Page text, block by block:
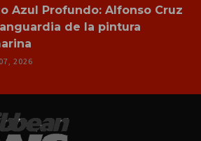
Azul Profundo: Alfonso Cruz
de la pintura
2026